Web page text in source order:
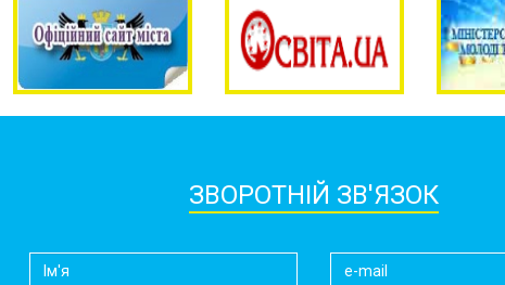
ЗВОРОТНІЙ ЗВ'ЯЗОК